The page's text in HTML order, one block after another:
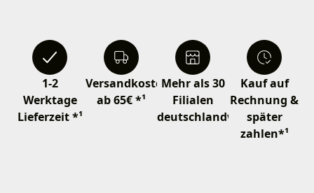
1-2
Werktage
Lieferzeit *¹
Versandkostenfrei
ab 65€ *¹
Mehr als 30
Filialen
deutschlandweit
Kauf auf
Rechnung &
später
zahlen*¹